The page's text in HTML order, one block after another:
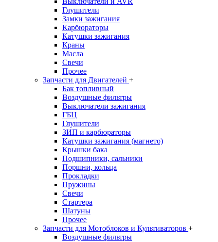
Глушители
Замки зажигания
Карбюраторы
Катушки зажигания
Краны
Масла
Свечи
Прочее
Запчасти для Двигателей +
Бак топливный
Воздушные фильтры
Выключатели зажигания
ГБЦ
Глушители
ЗИП и карбюраторы
Катушки зажигания (магнето)
Крышки бака
Подшипники, сальники
Поршни, кольца
Прокладки
Пружины
Свечи
Стартера
Шатуны
Прочее
Запчасти для Мотоблоков и Культиваторов +
Воздушные фильтры